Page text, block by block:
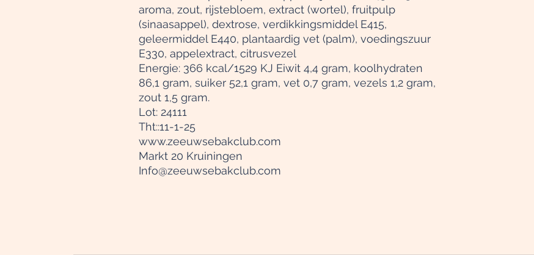
aroma, zout, rijstebloem, extract (wortel), fruitpulp
(sinaasappel), dextrose, verdikkingsmiddel E415,
geleermiddel E440, plantaardig vet (palm), voedingszuur
E330, appelextract, citrusvezel
Energie: 366 kcal/1529 KJ Eiwit 4,4 gram, koolhydraten
86,1 gram, suiker 52,1 gram, vet 0,7 gram, vezels 1,2 gram,
zout 1,5 gram.
Lot: 24111
Tht::11-1-25
www.zeeuwsebakclub.com
Markt 20 Kruiningen
Info@zeeuwsebakclub.com